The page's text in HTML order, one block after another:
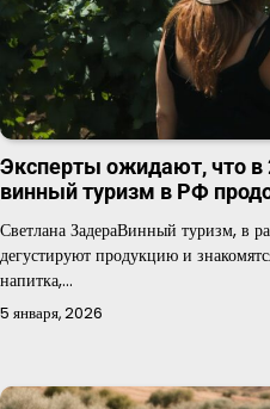
Эксперты ожидают, что в
винный туризм в РФ
Светлана ЗадераВинный туризм, в
дегустируют продукцию и
напитка,…
5 января, 2026